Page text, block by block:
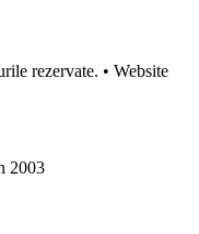
rezervate. • Website